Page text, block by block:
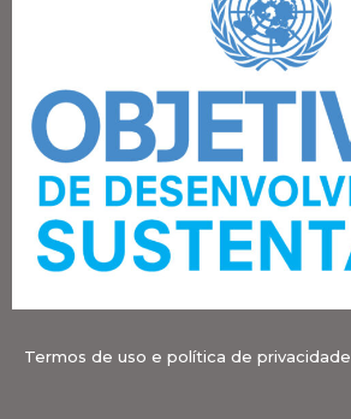
Termos de uso e política de privacidade